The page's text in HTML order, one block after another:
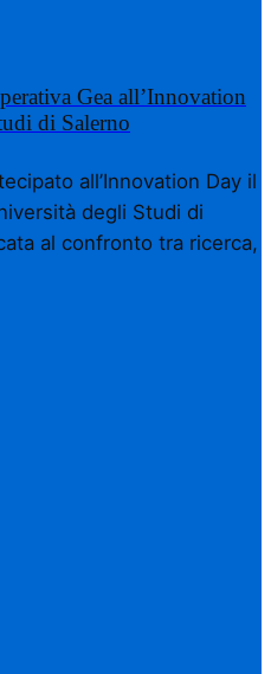
Gea all’Innovation
di Salerno
all’Innovation Day il
degli Studi di
al confronto tra ricerca,